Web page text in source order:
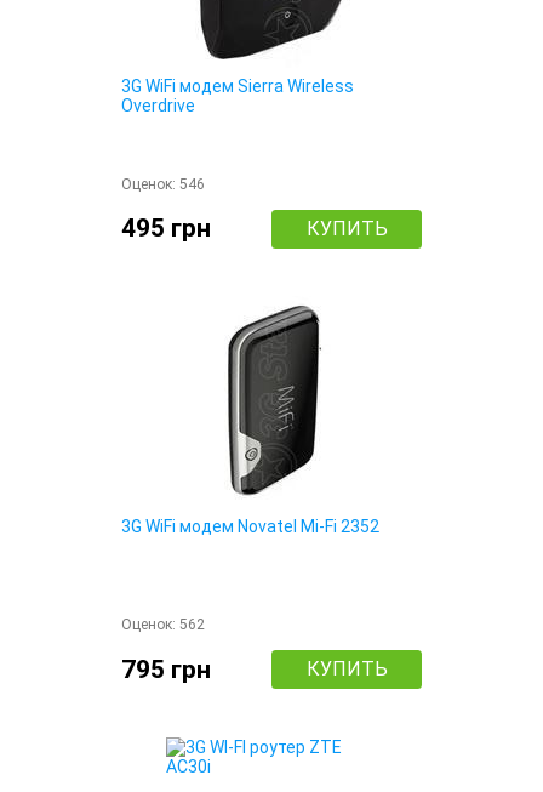
3G WiFi модем Sierra Wireless
Overdrive
Оценок: 546
495 грн КУПИТЬ
3G WiFi модем Novatel Mi-Fi 2352
Оценок: 562
795 грн КУПИТЬ